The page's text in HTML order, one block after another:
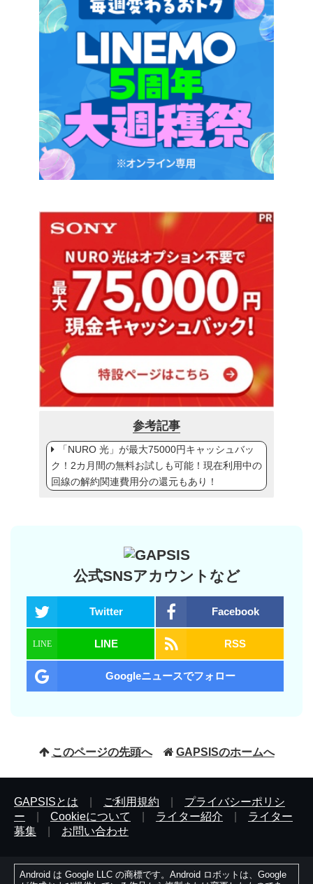
参考記事
「NURO 光」が最大75000円キャッシュバッ
ク！2カ月間の無料お試しも可能！現在利用中の
回線の解約関連費用分の還元もあり！
公式SNSアカウントなど
Twitter Facebook
LINE RSS
Googleニュースでフォロー
このページの先頭へ GAPSISのホームへ
GAPSISとは ご利用規約
プライバシーポリシ
ー
Cookieについて ライター紹介
ライター
募集
お問い合わせ
Android は Google LLC の商標です。Android ロボットは、Google